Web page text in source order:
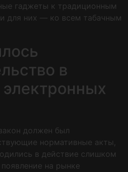
гаджеты к традиционным
для них — ко всем табачным
в
должен был
нормативные акты,
в действие слишком
на рынке